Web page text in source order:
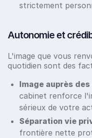
strictement
Autonomie et
L'image que vous
quotidien sont des
Image auprès
cabinet renforce
sérieux de votre
Séparation vie
frontière nette